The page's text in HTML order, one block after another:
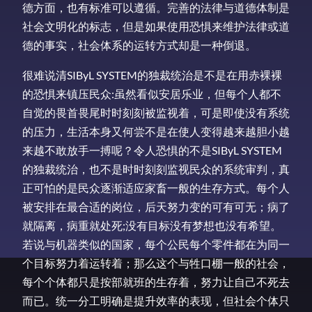
德方面，也有标准可以遵循。完善的法律与道德体制是
社会文明化的标志，但是如果使用恐惧来维护法律或道
德的事实，社会体系的运转方式却是一种倒退。
很难说清SIByL SYSTEM的独裁统治是不是在用赤裸裸
的恐惧来镇压民众:虽然看似安居乐业，但每个人都不
自觉的畏首畏尾时时刻刻被监视着，可是即使没有系统
的压力，生活本身又何尝不是在使人变得越来越胆小越
来越不敢放手一搏呢？令人恐惧的不是SIByL SYSTEM
的独裁统治，也不是时时刻刻监视民众的系统审判，真
正可怕的是民众逐渐适应家畜一般的生存方式。每个人
被安排在最合适的岗位，后天努力变的可有可无；病了
就隔离，病重就处死;没有目标没有梦想也没有希望。
若说与机器类似的国家，每个公民每个零件都在为同一
个目标努力着运转着；那么这个与牲口棚一般的社会，
每个个体都只是按部就班的生存着，努力让自己不死去
而已。统一分工明确是提升效率的表现，但社会个体只